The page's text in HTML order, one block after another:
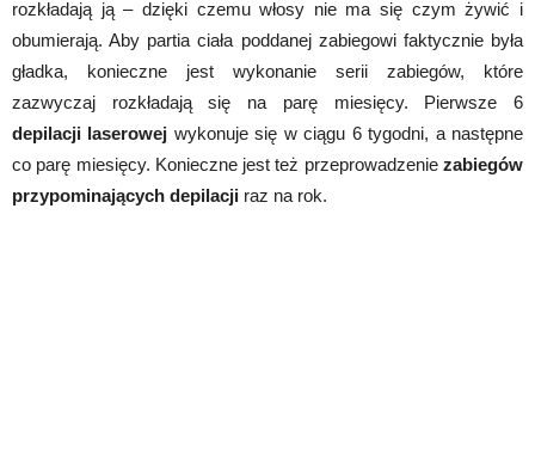
rozkładają ją – dzięki czemu włosy nie ma się czym żywić i
obumierają. Aby partia ciała poddanej zabiegowi faktycznie była
gładka, konieczne jest wykonanie serii zabiegów, które
zazwyczaj rozkładają się na parę miesięcy. Pierwsze 6
depilacji laserowej wykonuje się w ciągu 6 tygodni, a następne
co parę miesięcy. Konieczne jest też przeprowadzenie zabiegów
przypominających depilacji raz na rok.